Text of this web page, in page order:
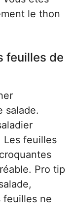
le thon
feuilles de
salade.
Les feuilles
Pro tip
ne